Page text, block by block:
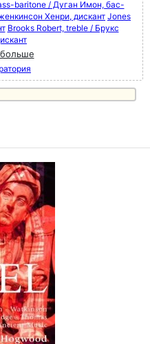
baritone / Дуган Имон, бас-
Хенри, дискант Jones
Brooks Robert, treble / Брукс
больше